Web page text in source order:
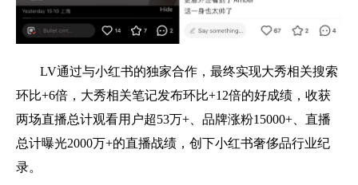
LV通过与小红书的独家合作，最终实现大秀相关搜索
环比+6倍，大秀相关笔记发布环比+12倍的好成绩，收获
两场直播总计观看用户超53万+、品牌涨粉15000+、直播
总计曝光2000万+的直播战绩，创下小红书奢侈品行业纪
录。